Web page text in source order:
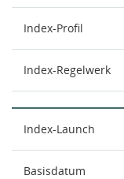
Index-Profil
Index-Regelwerk
Index-Launch
Basisdatum